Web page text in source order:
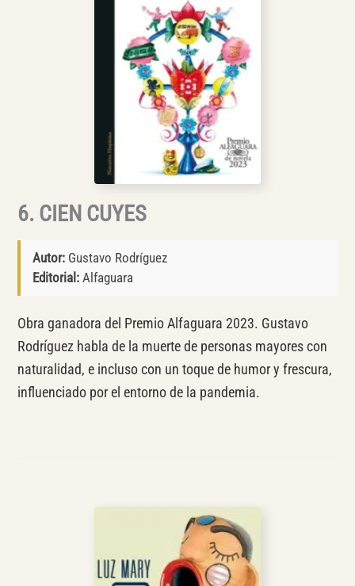
6. CIEN CUYES
Autor:Gustavo Rodríguez
Editorial:Alfaguara
Obra ganadora del Premio Alfaguara 2023. Gustavo
Rodríguez habla de la muerte de personas mayores con
naturalidad, e incluso con un toque de humor y frescura,
influenciado por el entorno de la pandemia.